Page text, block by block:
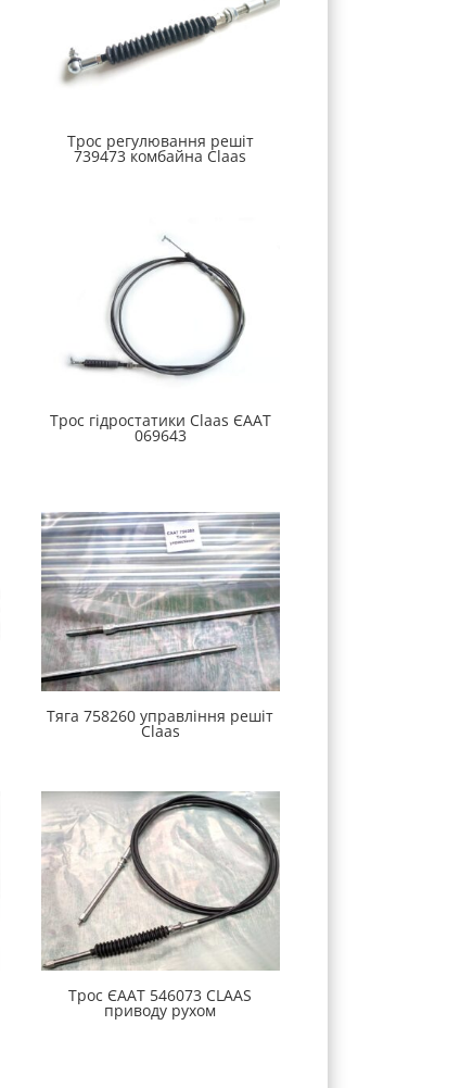
Трос регулювання решіт
739473 комбайна Claas
Трос гідростатики Claas ЄААТ
069643
Тяга 758260 управління решіт
Claas
Трос ЄААТ 546073 CLAAS
приводу рухом